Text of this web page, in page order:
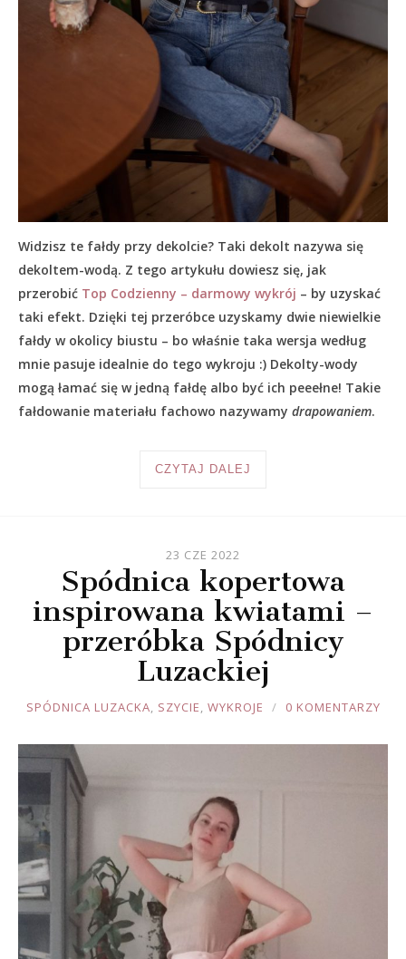
Widzisz te fałdy przy dekolcie? Taki dekolt nazywa się
dekoltem-wodą. Z tego artykułu dowiesz się, jak
przerobić Top Codzienny – darmowy wykrój – by uzyskać
taki efekt. Dzięki tej przeróbce uzyskamy dwie niewielkie
fałdy w okolicy biustu – bo właśnie taka wersja według
mnie pasuje idealnie do tego wykroju :) Dekolty-wody
mogą łamać się w jedną fałdę albo być ich peeełne! Takie
fałdowanie materiału fachowo nazywamy drapowaniem.
CZYTAJ DALEJ
23 CZE 2022
Spódnica kopertowa
inspirowana kwiatami –
przeróbka Spódnicy
Luzackiej
JOULE
SPÓDNICA LUZACKA, SZYCIE, WYKROJE 0 KOMENTARZY